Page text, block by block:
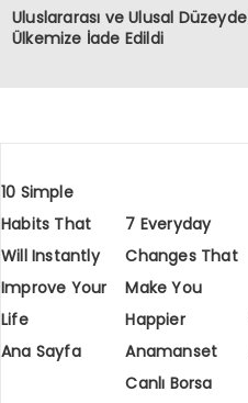
Uluslararası ve Ulusal
Ülkemize İade Edildi
10 Simple
Habits That
Will Instantly
Improve Your
Life
7 Everyday
Changes That
Make You
Happier
Ana Sayfa
Anamanset
Canlı Borsa